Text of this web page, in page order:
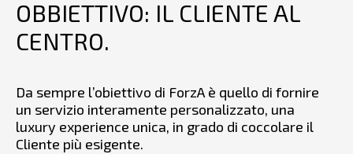
OBBIETTIVO: IL CLIENTE AL
CENTRO.
Da sempre l’obiettivo di ForzA è quello di fornire
un servizio interamente personalizzato, una
luxury experience unica, in grado di coccolare il
Cliente più esigente.